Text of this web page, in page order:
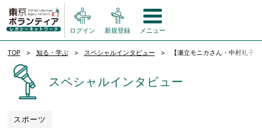
ログイン 新規登録 メニュー
TOP 知る・学ぶ スペシャルインタビュー 【瀬立モニカさん・中村礼子
スペシャルインタビュー
スポーツ